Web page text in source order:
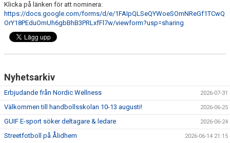
NATTVANDRING
Klicka på länken för att nominera:
https://docs.google.com/forms/d/e/1FAIpQLSeQYWoeSOmNReGf1TCwQ
OrY18PEduOmUh6gbBhB3PRLxfFl7w/viewform?usp=sharing
Nyhetsarkiv
Erbjudande från Nordic Wellness 2026-07-31
Välkommen till handbollsskolan 10-13 augusti! 2026-06-25
GUIF E-sport söker deltagare & ledare 2026-06-24
Streetfotboll på Ålidhem 2026-06-14 21:15